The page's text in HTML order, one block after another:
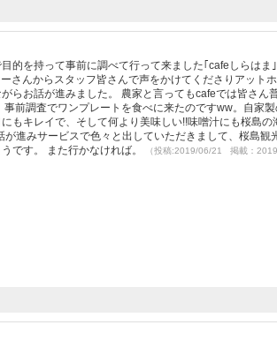
的を持って事前に調べて行って来ました｢cafeしらはま
さんからスタッフ皆さんで声をかけてくださりアット
らお話が進みました。 農家と言ってもcafeでは皆さん
前調査でワンプレートを食べに来たのですww。自家
もキレイで、そして何より美味しい!!味噌汁にも桜島の
進みサービスで色々と出していただきまして、桜島観
です。 また行かなければ。
（投稿:2019/06/21 掲載：